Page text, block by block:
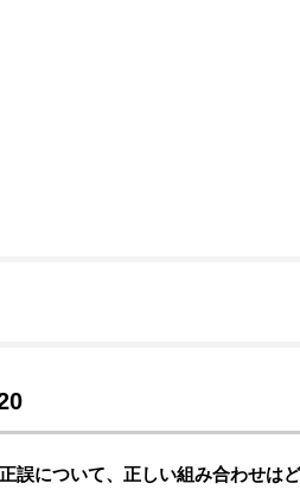
誤について、正しい組み合わせはど